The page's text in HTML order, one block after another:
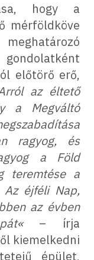
hogy a
mérföldköve
előtörő erő,
az éltető
a Megváltó
ragyog, és
a Föld
teremtése a
éjféli Nap,
az évben
– írja
kiemelkedni
épület,